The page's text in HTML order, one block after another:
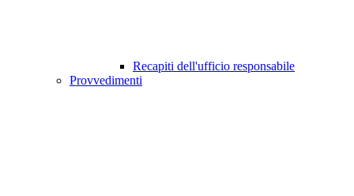
Recapiti dell'ufficio responsabile
Provvedimenti